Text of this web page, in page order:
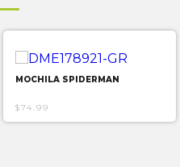
MOCHILA SPIDERMAN
$74.99